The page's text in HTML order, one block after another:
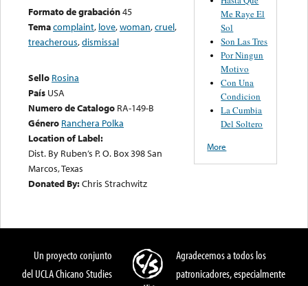
Formato de grabación45
Temacomplaint, love,woman,cruel,
treacherous,dismissal
Sello Rosina
País USA
Numero de Catalogo RA-149-B
Género Ranchera Polka
Location of Label:
Dist. By Ruben’s P. O. Box 398 San
Marcos, Texas
Donated By:Chris Strachwitz
Me Raye El
Sol
Son Las Tres
Por Ningun
Motivo
Con Una
Condicion
La Cumbia
Del Soltero
More
Un proyecto conjunto
del UCLA Chicano Studies
Agradecemos a todos los
patronicadores, especialmente